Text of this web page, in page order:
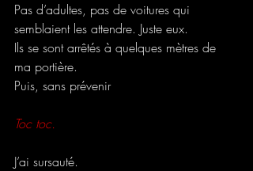
Pas d’adultes, pas de voitures qui
semblaient les attendre. Juste eux.
Ils se sont arrêtés à quelques mètres de
ma portière.
Puis, sans prévenir
Toc toc.
J’ai sursauté.